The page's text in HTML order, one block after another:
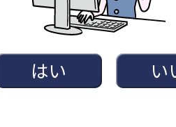
はい い